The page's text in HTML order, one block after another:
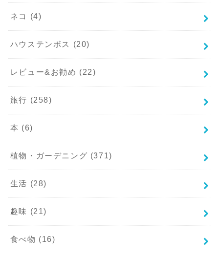
ネコ (4)
ハウステンボス (20)
レビュー&お勧め (22)
旅行 (258)
本 (6)
植物・ガーデニング (371)
生活 (28)
趣味 (21)
食べ物 (16)